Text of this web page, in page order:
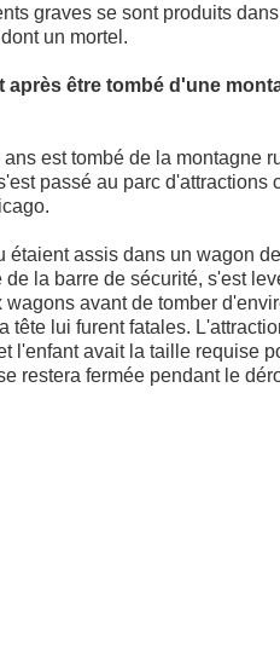
graves se sont produits
un mortel.
après être tombé d'une
est tombé de la montagne
passé au parc d'attractions
étaient assis dans un wagon
la barre de sécurité, s'est
avant de tomber
tête lui furent fatales.
l'enfant avait la taille requise
restera fermée pendant le